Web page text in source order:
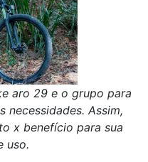
aro 29 e o grupo para
necessidades. Assim,
x benefício para sua
uso.